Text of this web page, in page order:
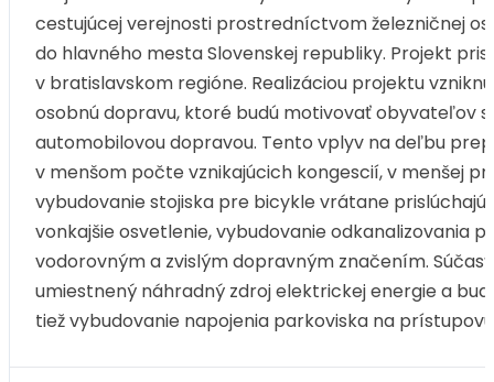
cestujúcej verejnosti prostredníctvom železničnej
do hlavného mesta Slovenskej republiky. Projekt
v bratislavskom regióne. Realizáciou projektu
osobnú dopravu, ktoré budú motivovať obyvateľov
automobilovou dopravou. Tento vplyv na deľbu
v menšom počte vznikajúcich kongescií, v menšej
vybudovanie stojiska pre bicykle vrátane
vonkajšie osvetlenie, vybudovanie odkanalizovania
vodorovným a zvislým dopravným značením.
umiestnený náhradný zdroj elektrickej energie a
tiež vybudovanie napojenia parkoviska na